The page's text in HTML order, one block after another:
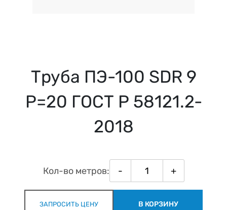
Труба ПЭ-100 SDR 9
Р=20 ГОСТ Р 58121.2-
2018
Кол-во метров: - +
ЗАПРОСИТЬ ЦЕНУ В КОРЗИНУ